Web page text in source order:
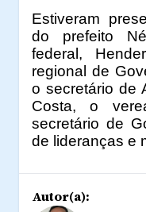
Estiveram
do prefeito
federal,
regional de
o secretário de
Costa, o
secretário de
de lideranças e
Autor(a):